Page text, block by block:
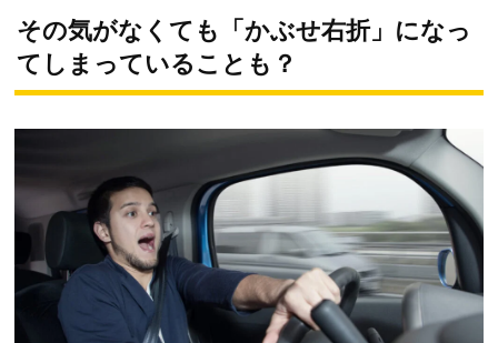
その気がなくても「かぶせ右折」になっ
てしまっていることも？